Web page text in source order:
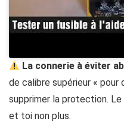
La connerie à éviter
de calibre supérieur « pour
supprimer la protection.
et toi non plus.